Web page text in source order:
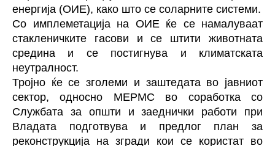
енергија (ОИЕ), како што се соларните системи.
Со имплеметација на ОИЕ ќе се намалуваат
стакленичките гасови и се штити животната
средина и се постигнува и климатската
неутралност.
Тројно ќе се зголеми и заштедата во јавниот
сектор, односно МЕРМС во соработка со
Службата за општи и заеднички работи при
Владата подготвува и
предлог план за
реконструкција на згради кои се користат во